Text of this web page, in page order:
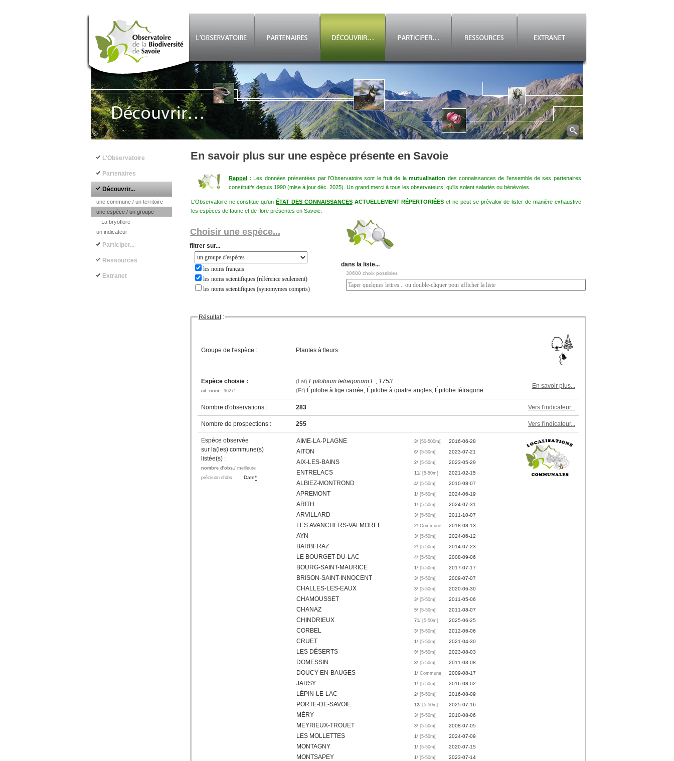
©
En savoir plus sur une espèce présente en Savoie
Rappel:Les données présentées par l'Observatoire sont le fruit de lamutualisation des connaissances de l'ensemble de ses partenaires
constitutifs depuis 1990 (mise à jour déc. 2025). Un grand merci à tous les observateurs, qu'ils soient salariés ou bénévoles.
L'Observatoire ne constitue qu'unÉTAT DES CONNAISSANCESACTUELLEMENT RÉPERTORIÉESet ne peut se prévaloir de lister de manière exhaustive
les espèces de faune et de flore présentes en Savoie.
Choisir une espèce...
filtrer sur...
les noms français
les noms scientifiques (référence seulement)
les noms scientifiques (synomymes compris)
dans la liste...
30680 choix possibles
Résultat:
Groupe de l'espèce : Plantes à fleurs
Espèce choisie :
cd_nom : 96271
(Lat) Epilobium tetragonum L., 1753
(Fr) Épilobe à tige carrée, Épilobe à quatre angles, Épilobe tétragone
En savoir plus...
Nombre d'observations : 283 Vers l'indicateur...
Nombre de prospections : 255 Vers l'indicateur...
Espèce observée
sur la(les) commune(s)
listée(s) :
nombre d'obs./ meilleure
précision d'obs.
Date*
AIME-LA-PLAGNE 3/ [50-500m[ 2016-06-28
AITON 6/ [5-50m[ 2023-07-21
AIX-LES-BAINS 2/ [5-50m[ 2023-05-29
ENTRELACS 11/ [5-50m[ 2021-02-15
ALBIEZ-MONTROND 4/ [5-50m[ 2010-08-07
APREMONT 1/ [5-50m[ 2024-06-19
ARITH 1/ [5-50m[ 2024-07-31
ARVILLARD 3/ [5-50m[ 2011-10-07
LES AVANCHERS-VALMOREL 2/ Commune 2018-08-13
AYN 3/ [5-50m[ 2024-06-12
BARBERAZ 2/ [5-50m[ 2014-07-23
LE BOURGET-DU-LAC 4/ [5-50m[ 2008-09-06
BOURG-SAINT-MAURICE 1/ [5-50m[ 2017-07-17
BRISON-SAINT-INNOCENT 3/ [5-50m[ 2009-07-07
CHALLES-LES-EAUX 3/ [5-50m[ 2020-06-30
CHAMOUSSET 3/ [5-50m[ 2011-05-06
CHANAZ 5/ [5-50m[ 2011-08-07
CHINDRIEUX 71/ [5-50m[ 2025-06-25
CORBEL 3/ [5-50m[ 2012-06-06
CRUET 1/ [5-50m[ 2021-04-30
LES DÉSERTS 9/ [5-50m[ 2023-08-03
DOMESSIN 3/ [5-50m[ 2011-03-08
DOUCY-EN-BAUGES 1/ Commune 2009-08-17
JARSY 1/ [5-50m[ 2016-08-02
LÉPIN-LE-LAC 2/ [5-50m[ 2016-08-09
PORTE-DE-SAVOIE 12/ [5-50m[ 2025-07-16
MÉRY 3/ [5-50m[ 2010-08-06
MEYRIEUX-TROUET 3/ [5-50m[ 2008-07-05
LES MOLLETTES 1/ [5-50m[ 2024-07-09
MONTAGNY 1/ [5-50m[ 2020-07-15
MONTSAPEY 1/ [5-50m[ 2023-07-14
Navigation principale
L'Observatoire
Partenaires
Découvrir...
une commune / un territoire
une espèce / un groupe
La bryoflore
un indicateur
Participer...
Ressources
Extranet